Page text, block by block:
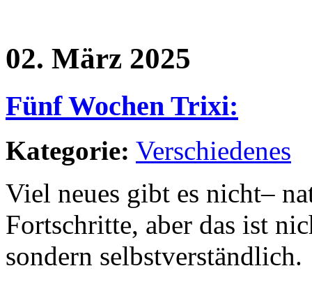
02. März 2025
Fünf Wochen Trixi:
Kategorie: Verschiedenes
Viel neues gibt es nicht–
Fortschritte, aber das ist
sondern selbstverständlich.